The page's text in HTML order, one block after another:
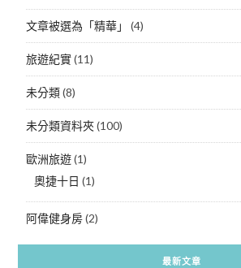
文章被選為「精華」 (4)
旅遊紀實(11)
未分類(8)
未分類資料夾(100)
歐洲旅遊(1)
奧捷十日 (1)
阿偉健身房(2)
最新文章